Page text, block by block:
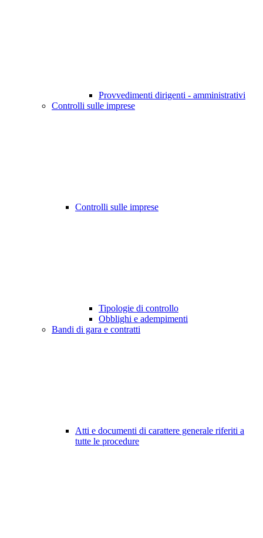
Provvedimenti dirigenti - amministrativi
Controlli sulle imprese
Controlli sulle imprese
Tipologie di controllo
Obblighi e adempimenti
Bandi di gara e contratti
Atti e documenti di carattere generale riferiti a
tutte le procedure